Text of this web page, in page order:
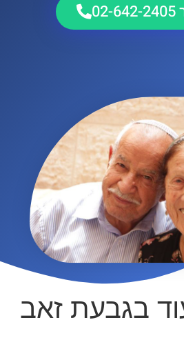
בגבעת זאב